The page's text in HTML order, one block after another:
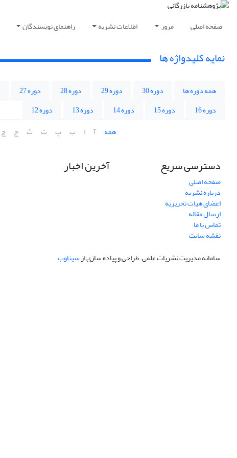
صفحه اصلی مرور اطلاعات نشریه راهنمای نویسندگان
نمایه کلیدواژه ها
همه دوره ها دوره 30 دوره 29 دوره 28 دوره 27
دوره 16
دوره 15 دوره 14 دوره 13
دوره 12
همه
آ ا ب پ ت ث ج چ
دسترسی سریع
صفحه اصلی
درباره نشریه
اعضای هیات تحریریه
ارسال مقاله
تماس با ما
نقشه سایت
آخرین اخبار
سامانه مدیریت نشریات علمی.طراحی و پیاده سازی ازسیناوب